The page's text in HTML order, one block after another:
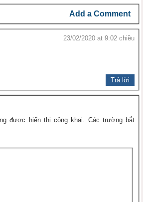
Add a Comment
23/02/2020 at 9:02 chiều
Trả lời
được hiển thị công khai.
Các trường bắt